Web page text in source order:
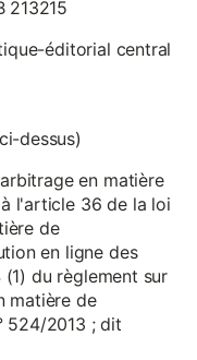
213215
éditorial central
dessus)
en matière
l'article 36 de la loi
de
en ligne des
du règlement sur
matière de
524/2013 ; dit